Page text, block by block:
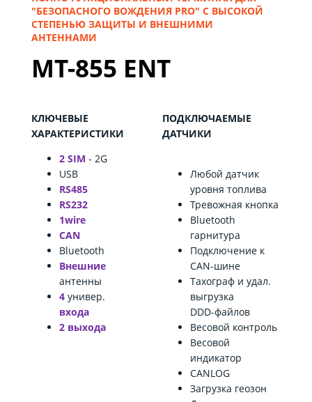
"БЕЗОПАСНОГО ВОЖДЕНИЯ PRO" С ВЫСОКОЙ
СТЕПЕНЬЮ ЗАЩИТЫ И ВНЕШНИМИ
АНТЕННАМИ
MT-855 ENT
КЛЮЧЕВЫЕ
ХАРАКТЕРИСТИКИ
2 SIM - 2G
USB
RS485
RS232
1wire
CAN
Bluetooth
Внешние
антенны
4 универ.
входа
2 выхода
ПОДКЛЮЧАЕМЫЕ
ДАТЧИКИ
Любой датчик
уровня топлива
Тревожная кнопка
Bluetooth
гарнитура
Подключение к
CAN-шине
Тахограф и удал.
выгрузка
DDD-файлов
Весовой контроль
Весовой
индикатор
CANLOG
Загрузка геозон